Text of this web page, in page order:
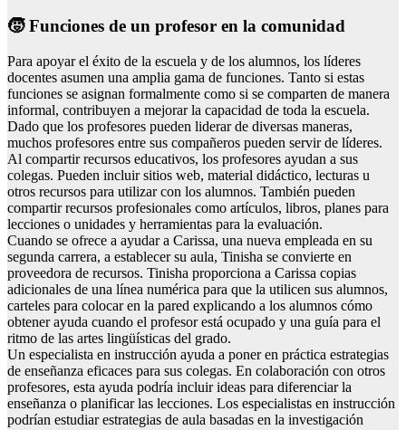
🧒 Funciones de un profesor en la comunidad
Para apoyar el éxito de la escuela y de los alumnos, los líderes
docentes asumen una amplia gama de funciones. Tanto si estas
funciones se asignan formalmente como si se comparten de manera
informal, contribuyen a mejorar la capacidad de toda la escuela.
Dado que los profesores pueden liderar de diversas maneras,
muchos profesores entre sus compañeros pueden servir de líderes.
Al compartir recursos educativos, los profesores ayudan a sus
colegas. Pueden incluir sitios web, material didáctico, lecturas u
otros recursos para utilizar con los alumnos. También pueden
compartir recursos profesionales como artículos, libros, planes para
lecciones o unidades y herramientas para la evaluación.
Cuando se ofrece a ayudar a Carissa, una nueva empleada en su
segunda carrera, a establecer su aula, Tinisha se convierte en
proveedora de recursos. Tinisha proporciona a Carissa copias
adicionales de una línea numérica para que la utilicen sus alumnos,
carteles para colocar en la pared explicando a los alumnos cómo
obtener ayuda cuando el profesor está ocupado y una guía para el
ritmo de las artes lingüísticas del grado.
Un especialista en instrucción ayuda a poner en práctica estrategias
de enseñanza eficaces para sus colegas. En colaboración con otros
profesores, esta ayuda podría incluir ideas para diferenciar la
enseñanza o planificar las lecciones. Los especialistas en instrucción
podrían estudiar estrategias de aula basadas en la investigación